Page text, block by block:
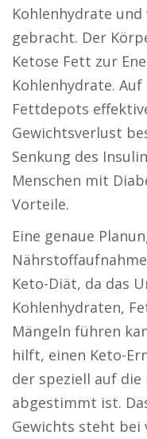
Kohlenhydrate
gebracht. Der
Ketose Fett zur
Kohlenhydrate.
Fettdepots
Gewichtsverlust
Senkung des
Menschen mit
Vorteile.
Eine genaue
Keto-Diät, da das
Kohlenhydraten,
Mängeln führen
hilft, einen Keto-
der speziell auf
abgestimmt ist.
Gewichts steht